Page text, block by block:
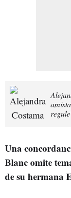
Una
Blanc omite
de su hermana